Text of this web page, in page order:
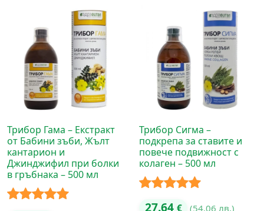
Трибор Гама – Екстракт
от Бабини зъби, Жълт
кантарион и
Джинджифил при болки
в гръбнака – 500 мл
Трибор Сигма –
подкрепа за ставите и
повече подвижност с
колаген – 500 мл
Оценено с
27.64 € (54.06 лв.)